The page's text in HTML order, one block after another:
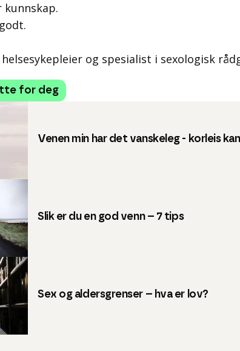
kunnskap.
og spesialist i sexologisk
for deg
Venen min har det vanskeleg - korleis
Slik er du en god venn – 7 tips
Sex og aldersgrenser – hva er lov?